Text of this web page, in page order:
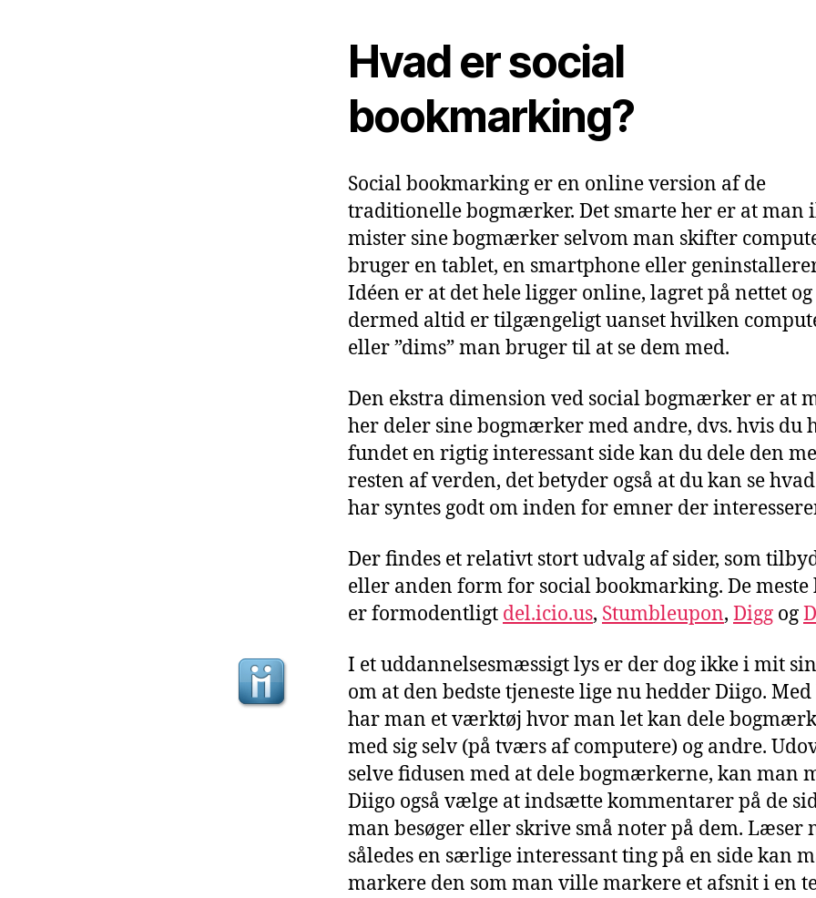
Hvad er social
bookmarking?
Social bookmarking er en online version af de
traditionelle bogmærker. Det smarte her er at man
mister sine bogmærker selvom man skifter
bruger en tablet, en smartphone eller
Idéen er at det hele ligger online, lagret på nettet og
dermed altid er tilgængeligt uanset hvilken
eller ”dims” man bruger til at se dem med.
Den ekstra dimension ved social bogmærker er at
her deler sine bogmærker med andre, dvs. hvis du
fundet en rigtig interessant side kan du dele den
resten af verden, det betyder også at du kan se
har syntes godt om inden for emner der
Der findes et relativt stort udvalg af sider, som
eller anden form for social bookmarking. De meste
er formodentligt del.icio.us, Stumbleupon, Digg og
I et uddannelsesmæssigt lys er der dog ikke i mit
om at den bedste tjeneste lige nu hedder Diigo.
har man et værktøj hvor man let kan dele
med sig selv (på tværs af computere) og andre.
selve fidusen med at dele bogmærkerne, kan man
Diigo også vælge at indsætte kommentarer på de
man besøger eller skrive små noter på dem. Læser
således en særlige interessant ting på en side kan
markere den som man ville markere et afsnit i en